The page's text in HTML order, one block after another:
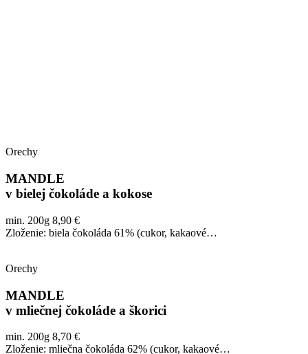
Orechy
MANDLE
v bielej čokoláde a kokose
min. 200g 8,90 €
Zloženie: biela čokoláda 61% (cukor, kakaové…
Orechy
MANDLE
v mliečnej čokoláde a škorici
min. 200g 8,70 €
Zloženie: mliečna čokoláda 62% (cukor, kakaové…